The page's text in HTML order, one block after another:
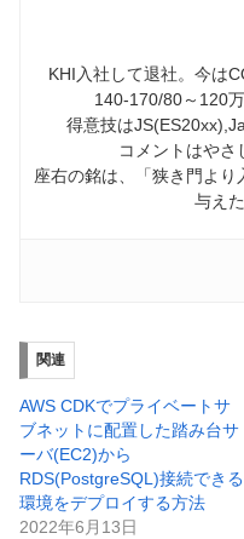
KHI入社して退社。今は
140-170/80～120
得意技は
コメントはや
座右の銘は、「狭き門よ
与え
関連
AWS CDKでプライベートサ
ブネットに配置した踏み台サ
ーバ(EC2)から
RDS(PostgreSQL)接続できる
環境をデプロイする方法
2022年6月13日